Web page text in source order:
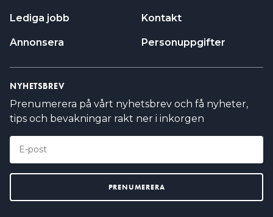
Lediga jobb
Annonsera
Kontakt
Personuppgifter
NYHETSBREV
Prenumerera på vårt nyhetsbrev och få nyheter,
tips och bevakningar rakt ner i inkorgen